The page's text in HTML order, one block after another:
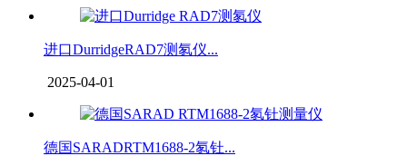
进口DurridgeRAD7测氡仪...
2025-04-01
德国SARADRTM1688-2氡钍...